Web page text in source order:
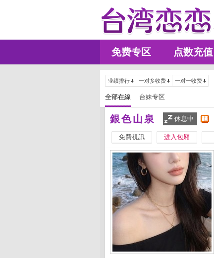
免费专区 点数充值
业绩排行 一对多收费 一对一收费
全部在線 台妹专区
銀色山泉 休息中
免費視訊 进入包厢